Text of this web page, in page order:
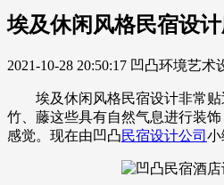
埃及休闲风格民宿设
2021-10-28 20:50:17 凹凸环境艺术
埃及休闲风格民宿设计非常贴
竹、藤这些具有自然气息进行装
感觉。现在由凹凸民宿设计公司 小